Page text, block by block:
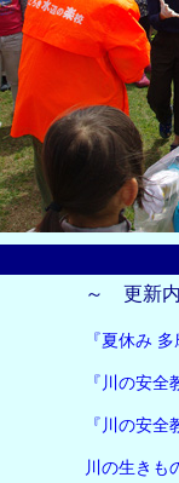
～ 更新
『夏休み
『川の安
『川の安
川の生きも